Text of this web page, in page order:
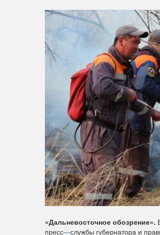
«Дальневосточное обозрение».
пресс—службы губернатора и